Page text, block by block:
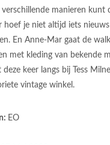
verschillende manieren kunt
hoef je niet altijd iets
En Anne-Mar gaat de
met kleding van bekende
deze keer langs bij Tess
vintage winkel.
EO